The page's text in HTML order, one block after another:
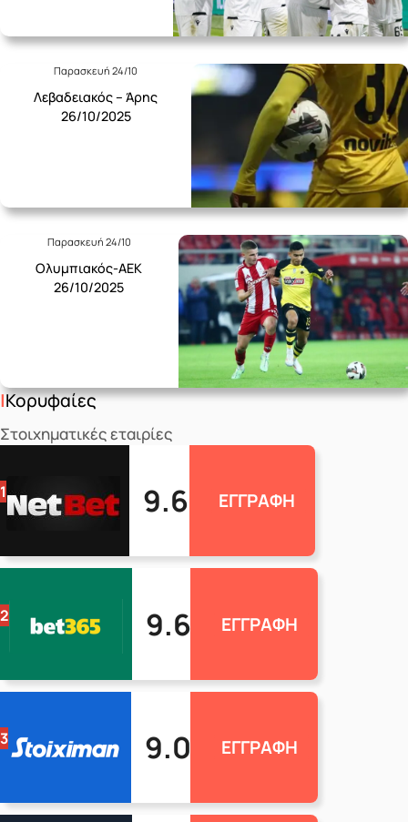
Παρασκευή 24/10
Λεβαδειακός – Άρης
26/10/2025
Παρασκευή 24/10
Ολυμπιακός-ΑΕΚ
26/10/2025
Κορυφαίες
Στοιχηματικές εταιρίες
1 9.6 ΕΓΓΡΑΦΗ
2 9.6 ΕΓΓΡΑΦΗ
3 9.0 ΕΓΓΡΑΦΗ